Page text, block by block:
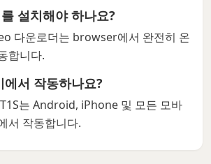
설치해야 하나요?
다운로더는 browser에서 완전히 온
합니다.
에서 작동하나요?
는 Android, iPhone 및 모든 모바
서 작동합니다.